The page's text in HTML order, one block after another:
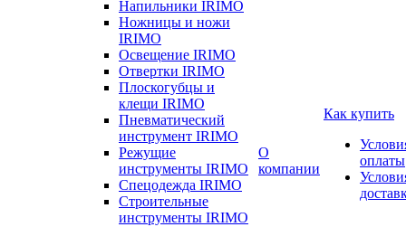
Напильники IRIMO
Ножницы и ножи
IRIMO
Освещение IRIMO
Отвертки IRIMO
Плоскогубцы и
клещи IRIMO
Пневматический
инструмент IRIMO
Режущие
инструменты IRIMO
Спецодежда IRIMO
Строительные
инструменты IRIMO
О
компании
Как купить
оплаты